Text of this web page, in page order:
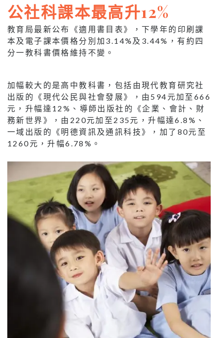
公社科課本最高升12%
教育局最新公布《適用書目表》，下學年的印刷課
本及電子課本價格分別加3.14%及3.44%，有約四
分一教科書價格維持不變。
加幅較大的是高中教科書，包括由現代教育研究社
出版的《現代公民與社會發展》，由594元加至666
元，升幅達12%、導師出版社的《企業、會計、財
務新世界》，由220元加至235元，升幅達6.8%、
一域出版的《明德資訊及通訊科技》，加了80元至
1260元，升幅6.78%。